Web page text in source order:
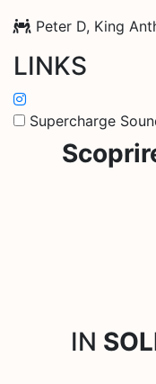
Peter D, King
LINKS
Supercharge
IN